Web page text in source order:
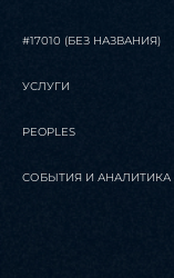
#17010 (БЕЗ НАЗВАНИЯ)
УСЛУГИ
PEOPLES
СОБЫТИЯ И АНАЛИТИКА